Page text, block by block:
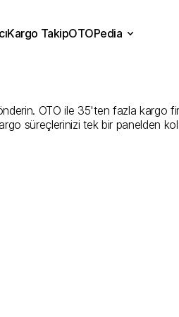
OTO ile 35'ten fazla kargo
süreçlerinizi tek bir panelden
Kargo TakipOTOPedia